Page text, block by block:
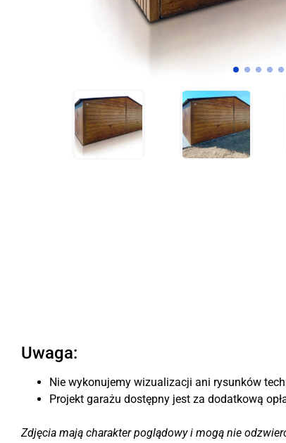
Uwaga:
Nie wykonujemy wizualizacji ani rysunków
Projekt garażu dostępny jest za dodatkową
Zdjęcia mają charakter poglądowy i mogą nie